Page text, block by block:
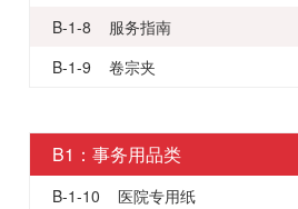
B-1-8 服务指南
B-1-9 卷宗夹
B1：事务用品类
B-1-10 医院专用纸